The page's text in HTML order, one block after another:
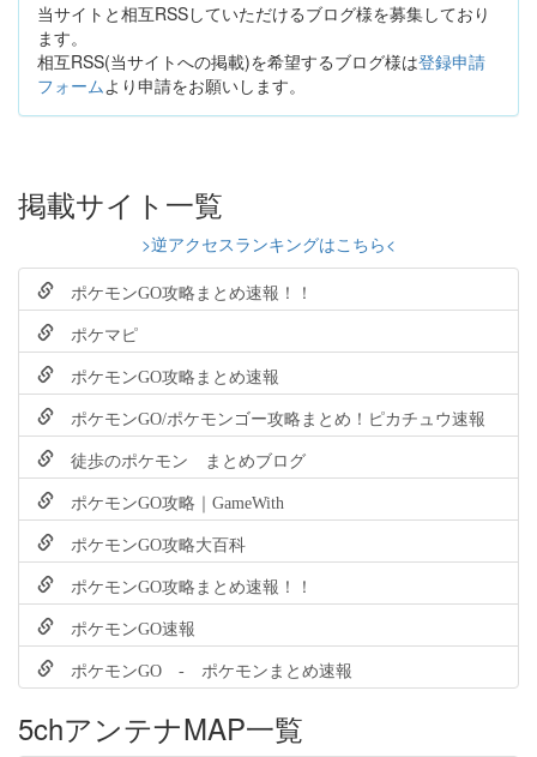
当サイトと相互RSSしていただけるブログ様を募集しており
ます。
相互RSS(当サイトへの掲載)を希望するブログ様は登録申請
フォームより申請をお願いします。
掲載サイト一覧
>逆アクセスランキングはこちら<
ポケモンGO攻略まとめ速報！！
ポケマピ
ポケモンGO攻略まとめ速報
ポケモンGO/ポケモンゴー攻略まとめ！ピカチュウ速報
徒歩のポケモン まとめブログ
ポケモンGO攻略｜GameWith
ポケモンGO攻略大百科
ポケモンGO攻略まとめ速報！！
ポケモンGO速報
ポケモンGO - ポケモンまとめ速報
5chアンテナMAP一覧